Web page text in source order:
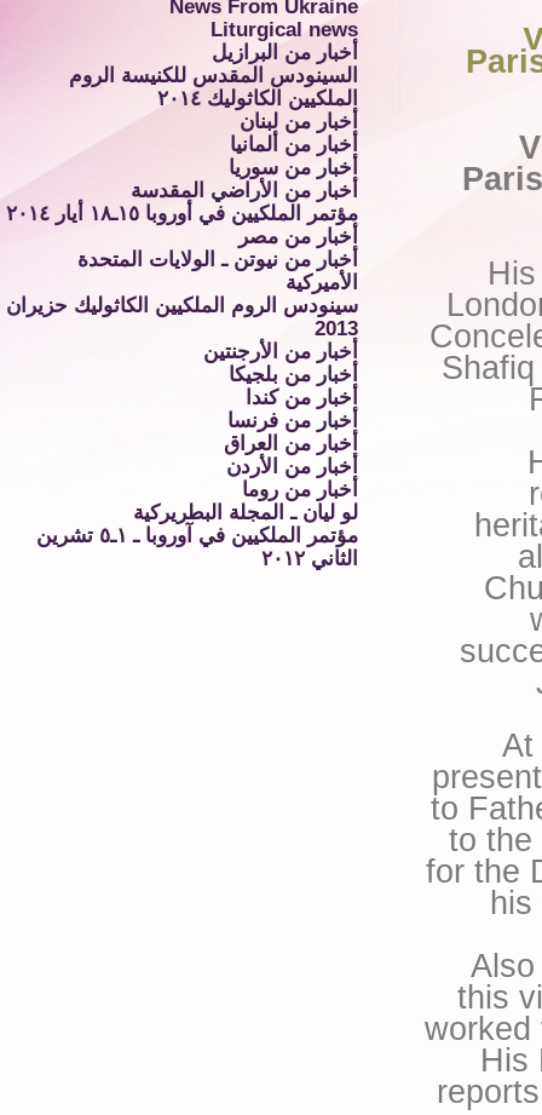
At
to
to the
for the
this
worked
His
News From Ukraine
Liturgical news
أخبار من البرازيل
السينودس المقدس للكنيسة الروم
الملكيين الكاثوليك ٢٠١٤
أخبار من لبنان
أخبار من ألمانيا
أخبار من سوريا
أخبار من الأراضي المقدسة
مؤتمر الملكيين في أوروبا ١٥ـ١٨ أيار ٢٠١٤
أخبار من مصر
أخبار من نيوتن ـ الولايات المتحدة
الأميركية
سينودس الروم الملكيين الكاثوليك حزيران
2013
أخبار من الأرجنتين
أخبار من بلجيكا
أخبار من كندا
أخبار من فرنسا
أخبار من العراق
أخبار من الأردن
أخبار من روما
لو ليان ـ المجلة البطريركية
مؤتمر الملكيين في آوروبا ـ ١ـ٥ تشرين
الثاني ٢٠١٢